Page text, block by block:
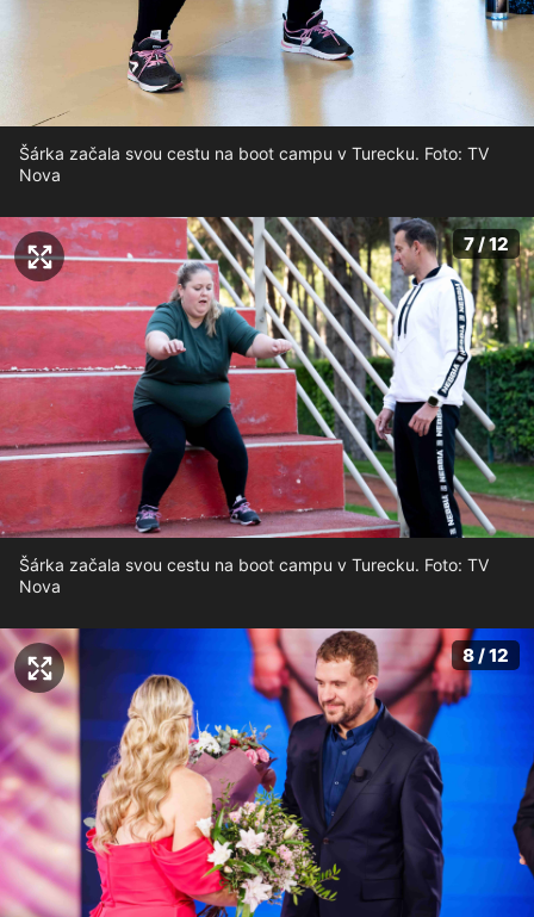
Šárka začala svou cestu na boot campu v Turecku. Foto: TV
Nova
7 / 12
Šárka začala svou cestu na boot campu v Turecku. Foto: TV
Nova
8 / 12